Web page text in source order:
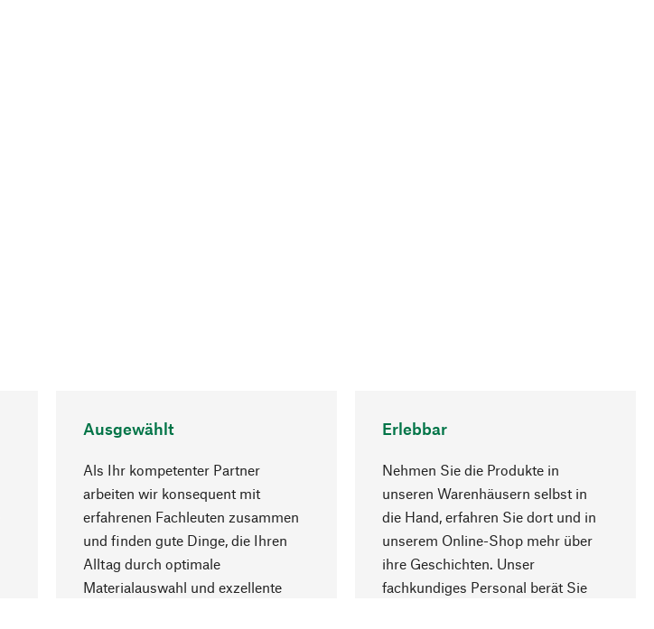
Ausgewählt
Als Ihr kompetenter Partner
arbeiten wir konsequent mit
erfahrenen Fachleuten zusammen
und finden gute Dinge, die Ihren
Alltag durch optimale
Materialauswahl und exzellente
Erlebbar
Nehmen Sie die Produkte in
unseren Warenhäusern selbst in
die Hand, erfahren Sie dort und in
unserem Online-Shop mehr über
ihre Geschichten. Unser
fachkundiges Personal berät Sie